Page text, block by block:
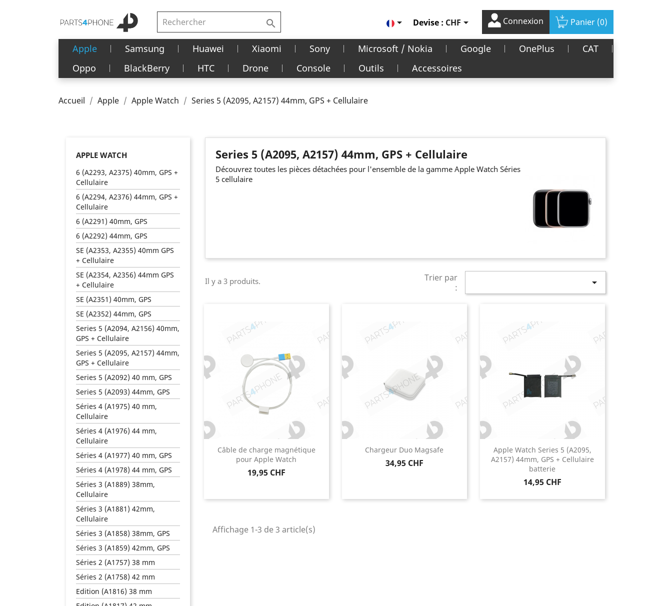
  Devise : CHF Connexion Panier (0)
Apple Samsung Huawei Xiaomi Sony Microsoft / Nokia Google OnePlus
CAT
Oppo
BlackBerry HTC Drone Console Outils Accessoires
Accueil Apple Apple Watch Series 5 (A2095, A2157) 44mm, GPS + Cellulaire
APPLE WATCH
6 (A2293, A2375) 40mm, GPS +
Cellulaire
6 (A2294, A2376) 44mm, GPS +
Cellulaire
6 (A2291) 40mm, GPS
6 (A2292) 44mm, GPS
SE (A2353, A2355) 40mm GPS
+ Cellulaire
SE (A2354, A2356) 44mm GPS
+ Cellulaire
SE (A2351) 40mm, GPS
SE (A2352) 44mm, GPS
Series 5 (A2094, A2156) 40mm,
GPS + Cellulaire
Series 5 (A2095, A2157) 44mm,
GPS + Cellulaire
Series 5 (A2092) 40 mm, GPS
Series 5 (A2093) 44mm, GPS
Séries 4 (A1975) 40 mm,
Cellulaire
Séries 4 (A1976) 44 mm,
Cellulaire
Séries 4 (A1977) 40 mm, GPS
Séries 4 (A1978) 44 mm, GPS
Séries 3 (A1889) 38mm,
Cellulaire
Séries 3 (A1881) 42mm,
Cellulaire
Séries 3 (A1858) 38mm, GPS
Séries 3 (A1859) 42mm, GPS
Séries 2 (A1757) 38 mm
Séries 2 (A1758) 42 mm
Edition (A1816) 38 mm
Series 5 (A2095, A2157) 44mm, GPS + Cellulaire
Découvrez toutes les pièces détachées pour l'ensemble de la gamme Apple Watch Séries
5 cellulaire
Il y a 3 produits.
Trier par
:

Câble de charge magnétique
pour Apple Watch
Prix
19,95 CHF
Chargeur Duo Magsafe
Prix
34,95 CHF
Apple Watch Series 5 (A2095,
A2157) 44mm, GPS + Cellulaire
batterie
Prix
14,95 CHF
Affichage 1-3 de 3 article(s)